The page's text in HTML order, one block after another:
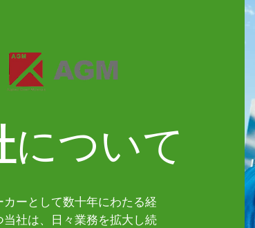
について
カーとして数十年にわたる経
当社は、日々業務を拡大し続